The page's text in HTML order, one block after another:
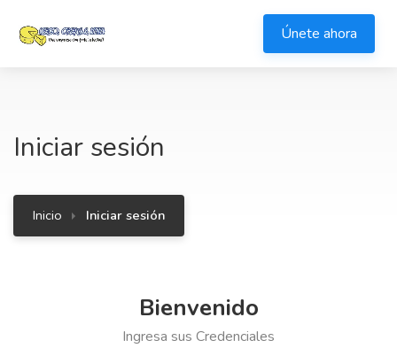
Únete ahora
Iniciar sesión
Inicio Iniciar sesión
Bienvenido
Ingresa sus Credenciales